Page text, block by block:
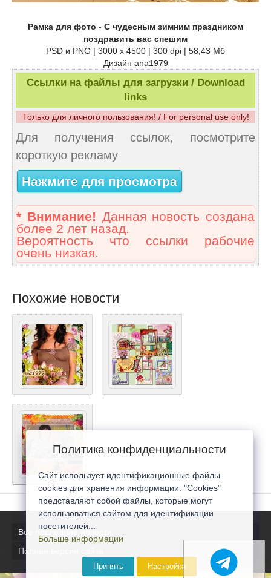
Рамка для фото - С чудесным зимним праздником
поздравить вас спешим
PSD и PNG | 3000 x 4500 | 300 dpi | 58,43 Мб
Дизайн ana1979
Ссылки на файлы для загрузки / Download
links
Только для личного пользования! / For personal use only!
Для получения ссылок, посмотрите
короткую рекламу
Нажмите для просмотра
* Внимание! Данная новость создана
более 2 лет назад.
Вероятность что ссылки рабочие
очень низкая.
Похожие новости
Все последние новости
Полная версия сайта
Политика конфиденциальности
Сайт использует идентификационные файлы
cookies для хранения информации. "Cookies"
представляют собой файлы, которые могут
использоваться сайтом для идентификации
посетителей...
Больше информации
Принять Настройка